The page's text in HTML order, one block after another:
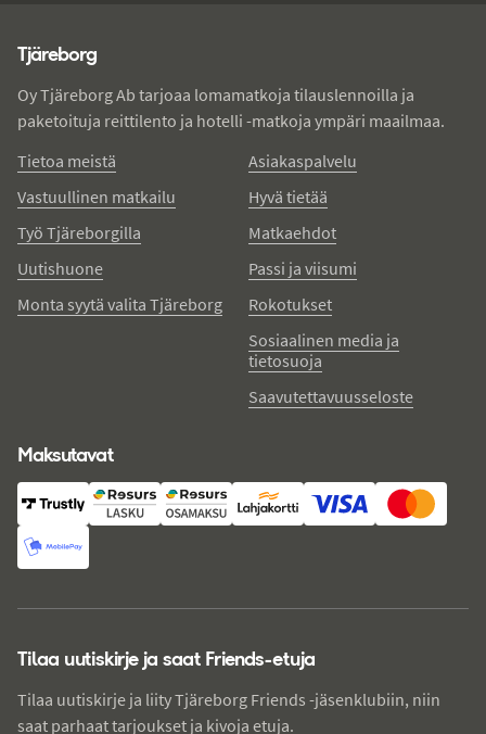
Tjäreborg
Oy Tjäreborg Ab tarjoaa lomamatkoja tilauslennoilla ja
paketoituja reittilento ja hotelli -matkoja ympäri maailmaa.
Tietoa meistä
Vastuullinen matkailu
Työ Tjäreborgilla
Uutishuone
Monta syytä valita Tjäreborg
Asiakaspalvelu
Hyvä tietää
Matkaehdot
Passi ja viisumi
Rokotukset
Sosiaalinen media ja
tietosuoja
Saavutettavuusseloste
Maksutavat
Tilaa uutiskirje ja saat Friends-etuja
Tilaa uutiskirje ja liity Tjäreborg Friends -jäsenklubiin, niin
saat parhaat tarjoukset ja kivoja etuja.